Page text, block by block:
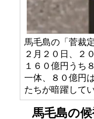
馬毛島の「菅裁
２月２０日、２
１６０億円うち
一体、８０億円
たちが暗躍して
馬毛島の候